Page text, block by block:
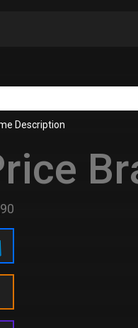
Description